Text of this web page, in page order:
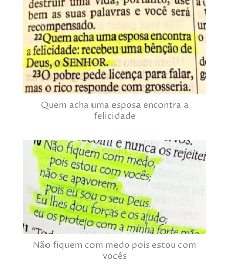
Quem acha uma esposa encontra a
felicidade
Não fiquem com medo pois estou com
vocês